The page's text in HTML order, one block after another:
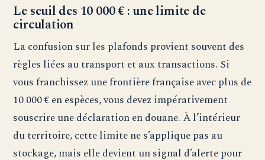
Le seuil des 10 000 € : une limite de
circulation
La confusion sur les plafonds provient souvent des
règles liées au transport et aux transactions. Si
vous franchissez une frontière française avec plus de
10 000 € en espèces, vous devez impérativement
souscrire une déclaration en douane. À l’intérieur
du territoire, cette limite ne s’applique pas au
stockage, mais elle devient un signal d’alerte pour